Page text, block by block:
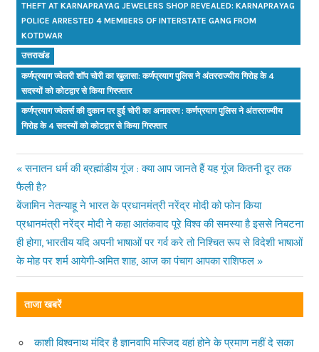
THEFT AT KARNAPRAYAG JEWELERS SHOP REVEALED: KARNAPRAYAG
POLICE ARRESTED 4 MEMBERS OF INTERSTATE GANG FROM
KOTDWAR
उत्तराखंड
कर्णप्रयाग ज्वेलरी शॉप चोरी का खुलासा: कर्णप्रयाग पुलिस ने अंतरराज्यीय गिरोह के 4
सदस्यों को कोटद्वार से किया गिरफ्तार
कर्णप्रयाग ज्वेलर्स की दुकान पर हुई चोरी का अनावरण : कर्णप्रयाग पुलिस ने अंतरराज्यीय
गिरोह के 4 सदस्यों को कोटद्वार से किया गिरफ्तार
Post
navigation
Previous
Post:
सनातन धर्म की ब्रह्मांडीय गूंज : क्या आप जानते हैं यह गूंज कितनी दूर तक
फैली है?
Next
Post:
बेंजामिन नेतन्याहू ने भारत के प्रधानमंत्री नरेंद्र मोदी को फोन किया
प्रधानमंत्री नरेंद्र मोदी ने कहा आतंकवाद पूरे विश्व की समस्या है इससे निबटना
ही होगा, भारतीय यदि अपनी भाषाओं पर गर्व करे तो निश्चित रूप से विदेशी भाषाओं
के मोह पर शर्म आयेगी-अमित शाह, आज का पंचाग आपका राशिफल
ताजा खबरें
काशी विश्वनाथ मंदिर है ज्ञानवापि मस्जिद वहां होने के प्रमाण नहीं दे सका